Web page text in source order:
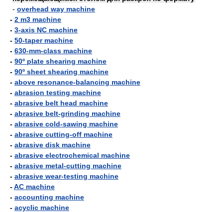
- overhead way machine
- 2 m3 machine
- 3-axis NC machine
- 50-taper machine
- 630-mm-class machine
- 90º plate shearing machine
- 90º sheet shearing machine
- above resonance-balancing machine
- abrasion testing machine
- abrasive belt head machine
- abrasive belt-grinding machine
- abrasive cold-sawing machine
- abrasive cutting-off machine
- abrasive disk machine
- abrasive electrochemical machine
- abrasive metal-cutting machine
- abrasive wear-testing machine
-AC machine
- accounting machine
- acyclic machine